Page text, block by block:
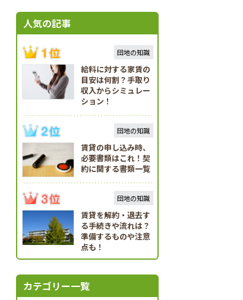
人気の記事
団地の知識
給料に対する家賃の
目安は何割？手取り
収入からシミュレー
ション！
団地の知識
賃貸の申し込み時、
必要書類はこれ！契
約に関する書類一覧
団地の知識
賃貸を解約・退去す
る手続きや流れは？
準備するものや注意
点も！
カテゴリー一覧